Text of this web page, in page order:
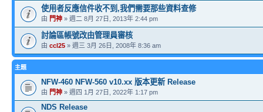
使用者反應信件收不到,我們需要那些資料查修
由 門神 » 週二 8月 27日, 2013年 2:44 pm
討論區帳號改由管理員審核
由 ccl25 » 週三 3月 26日, 2008年 8:36 am
主題
NFW-460 NFW-560 v10.xx 版本更新 Release
由 門神 » 週四 1月 27日, 2022年 1:17 pm
NDS Release